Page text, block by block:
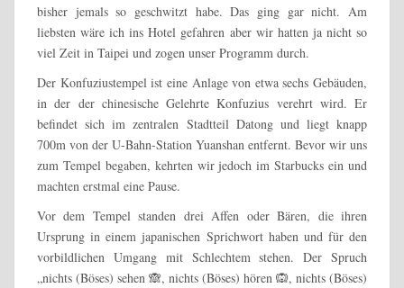
bisher jemals so geschwitzt habe. Das ging gar nicht. Am
liebsten wäre ich ins Hotel gefahren aber wir hatten ja nicht so
viel Zeit in Taipei und zogen unser Programm durch.
Der Konfuziustempel ist eine Anlage von etwa sechs Gebäuden,
in der der chinesische Gelehrte Konfuzius verehrt wird. Er
befindet sich im zentralen Stadtteil Datong und liegt knapp
700m von der U-Bahn-Station Yuanshan entfernt. Bevor wir uns
zum Tempel begaben, kehrten wir jedoch im Starbucks ein und
machten erstmal eine Pause.
Vor dem Tempel standen drei Affen oder Bären, die ihren
Ursprung in einem japanischen Sprichwort haben und für den
vorbildlichen Umgang mit Schlechtem stehen. Der Spruch
„nichts (Böses) sehen 🙈, nichts (Böses) hören 🙉, nichts (Böses)